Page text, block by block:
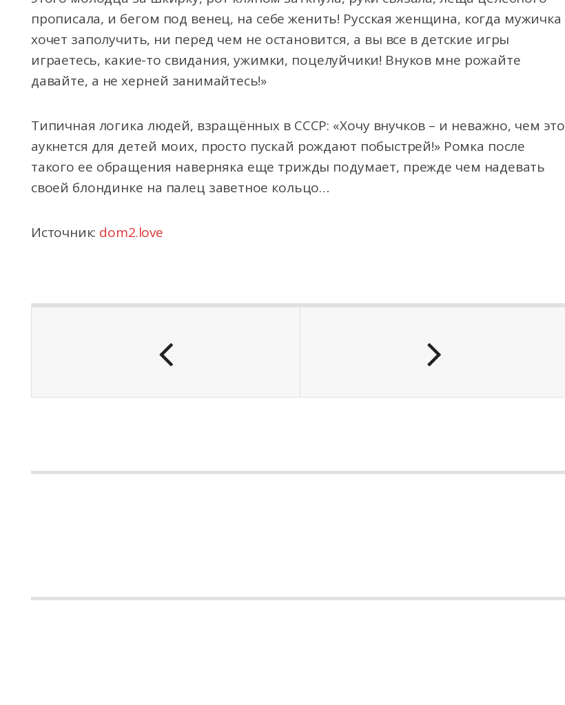
прописала, и бегом под венец, на себе женить! Русская женщина, когда мужичка
хочет заполучить, ни перед чем не остановится, а вы все в детские игры
играетесь, какие-то свидания, ужимки, поцелуйчики! Внуков мне рожайте
давайте, а не херней занимайтесь!»
Типичная логика людей, взращённых в СССР: «Хочу внучков – и неважно, чем это
аукнется для детей моих, просто пускай рождают побыстрей!» Ромка после
такого ее обращения наверняка еще трижды подумает, прежде чем надевать
своей блондинке на палец заветное кольцо…
Источник: dom2.love